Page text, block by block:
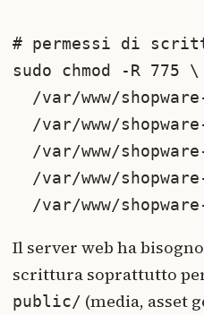
# permessi di
sudo chmod -R 775 \
/var/www/
/var/www/
/var/www/
/var/www/
/var/www/
Il server web ha
scrittura soprattutto
public/ (media, asset